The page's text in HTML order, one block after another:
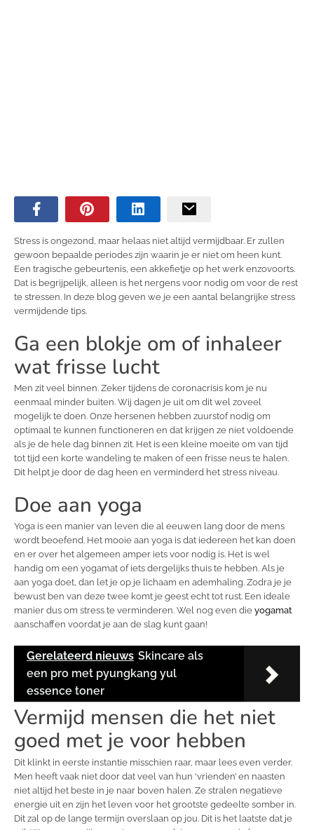
Stress is ongezond, maar helaas niet altijd vermijdbaar. Er zullen
gewoon bepaalde periodes zijn waarin je er niet om heen kunt.
Een tragische gebeurtenis, een akkefietje op het werk enzovoorts.
Dat is begrijpelijk, alleen is het nergens voor nodig om voor de rest
te stressen. In deze blog geven we je een aantal belangrijke stress
vermijdende tips.
Ga een blokje om of inhaleer
wat frisse lucht
Men zit veel binnen. Zeker tijdens de coronacrisis kom je nu
eenmaal minder buiten. Wij dagen je uit om dit wel zoveel
mogelijk te doen. Onze hersenen hebben zuurstof nodig om
optimaal te kunnen functioneren en dat krijgen ze niet voldoende
als je de hele dag binnen zit. Het is een kleine moeite om van tijd
tot tijd een korte wandeling te maken of een frisse neus te halen.
Dit helpt je door de dag heen en verminderd het stress niveau.
Doe aan yoga
Yoga is een manier van leven die al eeuwen lang door de mens
wordt beoefend. Het mooie aan yoga is dat iedereen het kan doen
en er over het algemeen amper iets voor nodig is. Het is wel
handig om een yogamat of iets dergelijks thuis te hebben. Als je
aan yoga doet, dan let je op je lichaam en ademhaling. Zodra je je
bewust ben van deze twee komt je geest echt tot rust. Een ideale
manier dus om stress te verminderen. Wel nog even die yogamat
aanschaffen voordat je aan de slag kunt gaan!
Gerelateerd nieuws Skincare als
een pro met pyungkang yul
essence toner
Vermijd mensen die het niet
goed met je voor hebben
Dit klinkt in eerste instantie misschien raar, maar lees even verder.
Men heeft vaak niet door dat veel van hun ‘vrienden’ en naasten
niet altijd het beste in je naar boven halen. Ze stralen negatieve
energie uit en zijn het leven voor het grootste gedeelte somber in.
Dit zal op de lange termijn overslaan op jou. Dit is het laatste dat je